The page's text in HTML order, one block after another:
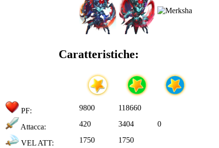
Caratteristiche:
PF: 9800 118660
Attacca: 420 3404 0
VEL ATT: 1750 1750